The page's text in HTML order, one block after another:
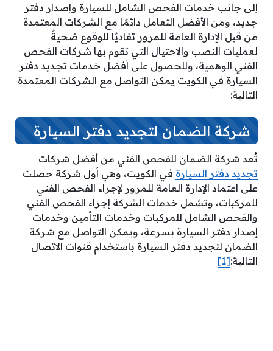
إلى جانب خدمات الفحص الشامل للسيارة وإصدار دفتر
جديد، ومن الأفضل التعامل دائمًا مع الشركات المعتمدة
من قبل الإدارة العامة للمرور تفاديًا للوقوع ضحيةً
لعمليات النصب والاحتيال التي تقوم بها شركات الفحص
الفني الوهمية، وللحصول على أفضل خدمات تجديد دفتر
السيارة في الكويت يمكن التواصل مع الشركات المعتمدة
التالية:
شركة الضمان لتجديد دفتر السيارة
تُعد شركة الضمان للفحص الفني من أفضل شركات
تجديد دفتر السيارة في الكويت، وهي أول شركة حصلت
على اعتماد الإدارة العامة للمرور لإجراء الفحص الفني
للمركبات، وتشمل خدمات الشركة إجراء الفحص الفني
والفحص الشامل للمركبات وخدمات التأمين وخدمات
إصدار دفتر السيارة بسرعة، ويمكن التواصل مع شركة
الضمان لتجديد دفتر السيارة باستخدام قنوات الاتصال
التالية:[1]